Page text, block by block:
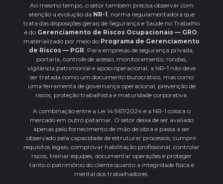
Ao mesmo tempo, o setor também precisa observar com
atenção a evolução da NR-1, norma regulamentadora que
trata das disposições gerais de Segurança e Saúde no Trabalho
e do Gerenciamento de Riscos Ocupacionais — GRO,
materializado por meio do Programa de Gerenciamento
de Riscos — PGR. Para empresas de segurança privada,
portaria, controle de acesso, monitoramento, rondas,
vigilância patrimonial e apoio operacional, a NR-1 não deve
ser tratada como um documento burocrático, mas como
uma ferramenta de governança operacional, prevenção de
riscos, proteção trabalhista e maturidade corporativa.
A combinação entre a Lei 14.967/2024 e a NR-1 coloca o
mercado em outro patamar. O setor deixa de ser avaliado
apenas pelo fornecimento de mão de obra e passa a ser
observado pela capacidade de estruturar processos, cumprir
requisitos legais, comprovar habilitação profissional, controlar
riscos, treinar equipes, documentar operações e proteger
tanto o patrimônio do cliente quanto a integridade física e
mental dos trabalhadores.